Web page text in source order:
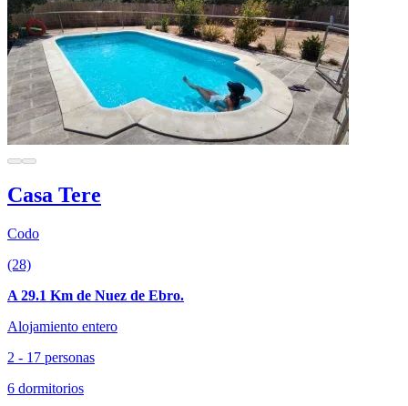
Casa Tere
Codo
(28)
A 29.1 Km de Nuez de Ebro.
Alojamiento entero
2 - 17 personas
6 dormitorios